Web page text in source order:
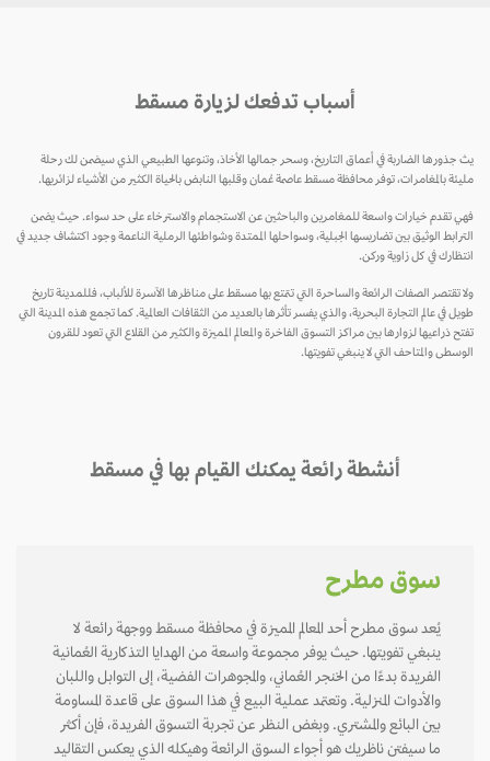
أسباب تدفعك لزيارة مسقط
يث جذورها الضاربة في أعماق التاريخ، وسحر جمالها الأخاذ، وتنوعها الطبيعي الذي سيضمن لك رحلة
مليئة بالمغامرات، توفر محافظة مسقط عاصمة عُمان وقلبها النابض بالحياة الكثير من الأشياء لزائريها.
فهي تقدم خيارات واسعة للمغامرين والباحثين عن الاستجمام والاسترخاء على حد سواء. حيث يضمن
الترابط الوثيق بين تضاريسها الجبلية، وسواحلها الممتدة وشواطئها الرملية الناعمة وجود اكتشاف جديد في
انتظارك في كل زاوية وركن.
ولا تقتصر الصفات الرائعة والساحرة التي تتمتع بها مسقط على مناظرها الآسرة للألباب، فللمدينة تاريخ
طويل في عالم التجارة البحرية، والذي يفسر تأثرها بالعديد من الثقافات العالمية. كما تجمع هذه المدينة التي
تفتح ذراعيها لزوارها بين مراكز التسوق الفاخرة والمعالم المميزة والكثير من القلاع التي تعود للقرون
الوسطى والمتاحف التي لا ينبغي تفويتها.
أنشطة رائعة يمكنك القيام بها في مسقط
سوق مطرح
يُعد سوق مطرح أحد المعالم المميزة في محافظة مسقط ووجهة رائعة لا
ينبغي تفويتها. حيث يوفر مجموعة واسعة من الهدايا التذكارية العُمانية
الفريدة بدءًا من الخنجر العُماني، والمجوهرات الفضية، إلى التوابل واللبان
والأدوات المنزلية. وتعتمد عملية البيع في هذا السوق على قاعدة المساومة
بين البائع والمشتري. وبغض النظر عن تجربة التسوق الفريدة، فإن أكثر
ما سيفتن ناظريك هو أجواء السوق الرائعة وهيكله الذي يعكس التقاليد